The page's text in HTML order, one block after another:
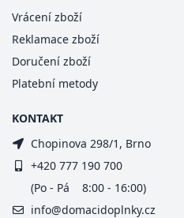
Vrácení zboží
Reklamace zboží
Doručení zboží
Platební metody
KONTAKT
Chopinova 298/1, Brno
+420 777 190 700
(Po - Pá 8:00 - 16:00)
info@domacidoplnky.cz